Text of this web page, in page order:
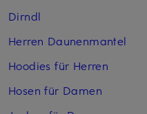
Dirndl
Herren Daunenmantel
Hoodies für Herren
Hosen für Damen